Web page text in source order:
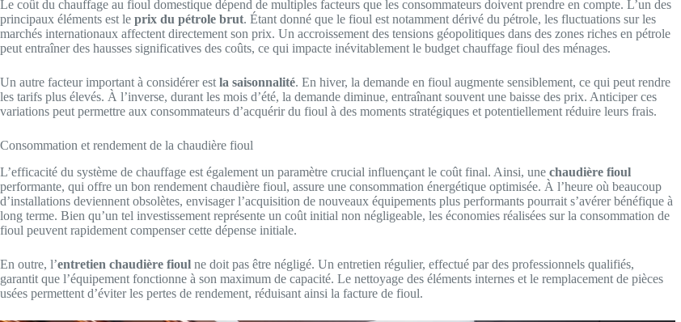
Le coût du chauffage au fioul domestique dépend de multiples facteurs que les consommateurs doivent prendre en compte. L’un des
principaux éléments est le prix du pétrole brut. Étant donné que le fioul est notamment dérivé du pétrole, les fluctuations sur les
marchés internationaux affectent directement son prix. Un accroissement des tensions géopolitiques dans des zones riches en pétrole
peut entraîner des hausses significatives des coûts, ce qui impacte inévitablement le budget chauffage fioul des ménages.
Un autre facteur important à considérer est la saisonnalité. En hiver, la demande en fioul augmente sensiblement, ce qui peut rendre
les tarifs plus élevés. À l’inverse, durant les mois d’été, la demande diminue, entraînant souvent une baisse des prix. Anticiper ces
variations peut permettre aux consommateurs d’acquérir du fioul à des moments stratégiques et potentiellement réduire leurs frais.
Consommation et rendement de la chaudière fioul
L’efficacité du système de chauffage est également un paramètre crucial influençant le coût final. Ainsi, une chaudière fioul
performante, qui offre un bon rendement chaudière fioul, assure une consommation énergétique optimisée. À l’heure où beaucoup
d’installations deviennent obsolètes, envisager l’acquisition de nouveaux équipements plus performants pourrait s’avérer bénéfique à
long terme. Bien qu’un tel investissement représente un coût initial non négligeable, les économies réalisées sur la consommation de
fioul peuvent rapidement compenser cette dépense initiale.
En outre, l’entretien chaudière fioul ne doit pas être négligé. Un entretien régulier, effectué par des professionnels qualifiés,
garantit que l’équipement fonctionne à son maximum de capacité. Le nettoyage des éléments internes et le remplacement de pièces
usées permettent d’éviter les pertes de rendement, réduisant ainsi la facture de fioul.